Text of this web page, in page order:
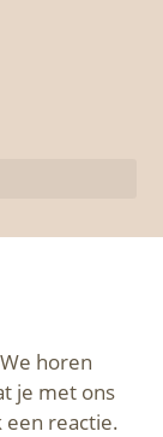
horen
je met ons
een reactie.